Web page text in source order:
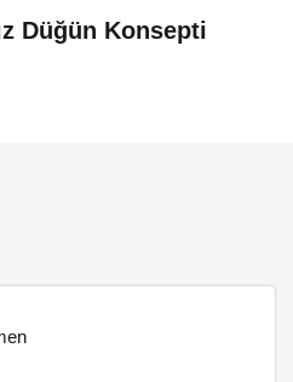
Düğün Konsepti